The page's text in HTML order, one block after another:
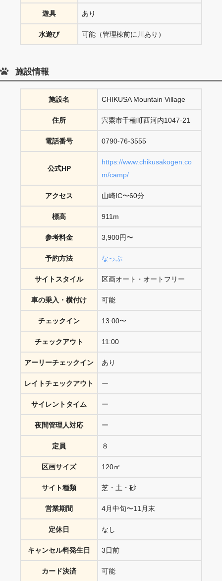
遊具 あり
水遊び 可能（管理棟前に川あり）
施設情報
施設名 CHIKUSA Mountain Village
住所 宍粟市千種町西河内1047-21
電話番号 0790-76-3555
公式HP
https://www.chikusakogen.co
m/camp/
アクセス 山崎IC〜60分
標高 911m
参考料金 3,900円〜
予約方法 なっぷ
サイトスタイル 区画オート・オートフリー
車の乗入・横付け 可能
チェックイン 13:00〜
チェックアウト 11:00
アーリーチェックイン あり
レイトチェックアウト ー
サイレントタイム ー
夜間管理人対応 ー
定員 ８
区画サイズ 120㎡
サイト種類 芝・土・砂
営業期間 4月中旬〜11月末
定休日 なし
キャンセル料発生日 3日前
カード決済 可能